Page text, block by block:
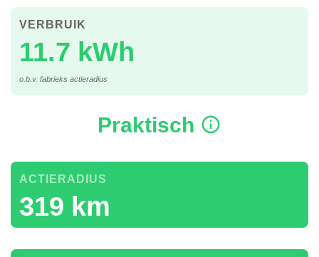
11.7 kWh
VERBRUIK
o.b.v. fabrieks actieradius
Praktisch
319 km
ACTIERADIUS